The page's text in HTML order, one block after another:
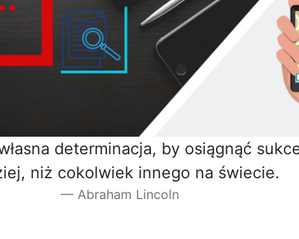
determinacja, by osiągnąć
niż cokolwiek innego na świecie.
Abraham Lincoln